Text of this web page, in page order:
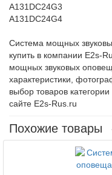
A131DC24G3
A131DC24G4
Система мощных
купить в компании E2s-
мощных звуковых
характеристики,
выбор товаров
сайте E2s-Rus.ru
Похожие товары